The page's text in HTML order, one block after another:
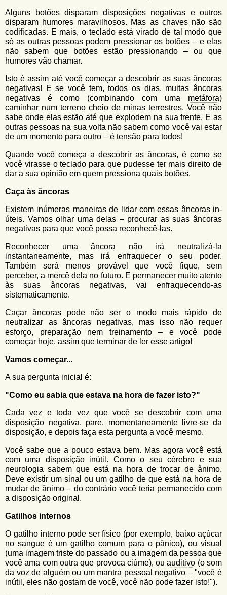
Alguns botões disparam disposições negativas e outros
disparam humores maravilhosos. Mas as chaves não são
codificadas. E mais, o teclado está virado de tal modo que
só as outras pessoas podem pressionar os botões – e elas
não sabem que botões estão pressionando – ou que
humores vão chamar.
Isto é assim até você começar a descobrir as suas âncoras
negativas! E se você tem, todos os dias, muitas âncoras
negativas é como (combinando com uma metáfora)
caminhar num terreno cheio de minas terrestres. Você não
sabe onde elas estão até que explodem na sua frente. E as
outras pessoas na sua volta não sabem como você vai estar
de um momento para outro – é tensão para todos!
Quando você começa a descobrir as âncoras, é como se
você virasse o teclado para que pudesse ter mais direito de
dar a sua opinião em quem pressiona quais botões.
Caça às âncoras
Existem inúmeras maneiras de lidar com essas âncoras in-
úteis. Vamos olhar uma delas – procurar as suas âncoras
negativas para que você possa reconhecê-las.
Reconhecer umaâncora não irá neutralizá-la
instantaneamente, mas irá enfraquecer o seu poder.
Também será menos provável que você fique, sem
perceber, a mercê dela no futuro. E permanecer muito atento
às suas âncoras negativas, vai enfraquecendo-as
sistematicamente.
Caçar âncoras pode não ser o modo mais rápido de
neutralizar as âncoras negativas, mas isso não requer
esforço, preparação nem treinamento – e você pode
começar hoje, assim que terminar de ler esse artigo!
Vamos começar...
A sua pergunta inicial é:
"Como eu sabia que estava na hora de fazer isto?"
Cada vez e toda vez que você se descobrir com uma
disposição negativa, pare, momentaneamente livre-se da
disposição, e depois faça esta pergunta a você mesmo.
Você sabe que a pouco estava bem. Mas agora você está
com uma disposição inútil. Como o seu cérebro e sua
neurologia sabem que está na hora de trocar de ânimo.
Deve existir um sinal ou um gatilho de que está na hora de
mudar de ânimo – do contrário você teria permanecido com
a disposição original.
Gatilhos internos
O gatilho interno pode ser físico (por exemplo, baixo açúcar
no sangue é um gatilho comum para o pânico), ou visual
(uma imagem triste do passado ou a imagem da pessoa que
você ama com outra que provoca ciúme), ouauditivo (o som
da voz de alguém ou um mantra pessoal negativo – "você é
inútil, eles não gostam de você, você não pode fazer isto!").